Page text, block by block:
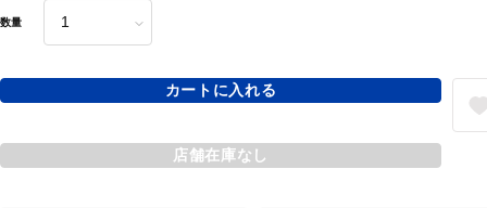
数量
カートに入れる
店舗在庫なし